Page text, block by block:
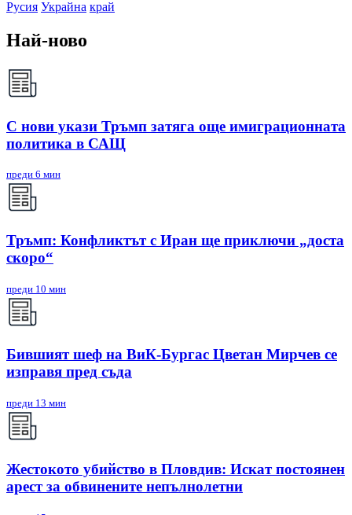
Русия Украйна край
Най-ново
С нови укази Тръмп затяга още имиграционната
политика в САЩ
преди 6 мин
Тръмп: Конфликтът с Иран ще приключи „доста
скоро“
преди 10 мин
Бившият шеф на ВиК-Бургас Цветан Мирчев се
изправя пред съда
преди 13 мин
Жестокото убийство в Пловдив: Искат постоянен
арест за обвинените непълнолетни